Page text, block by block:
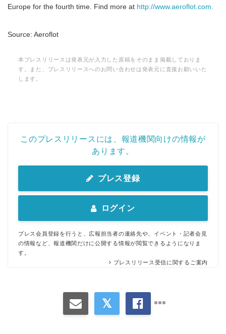
Europe for the fourth time. Find more at http://www.aeroflot.com.
Source: Aeroflot
本プレスリリースは発表元が入力した原稿をそのまま掲載しておりま
す。また、プレスリリースへのお問い合わせは発表元に直接お願いいた
します。
このプレスリリースには、報道機関向けの情報が
あります。
プレス登録
ログイン
プレス会員登録を行うと、広報担当者の連絡先や、イベント・記者会見
の情報など、報道機関だけに公開する情報が閲覧できるようになりま
す。
プレスリリース受信に関するご案内
English